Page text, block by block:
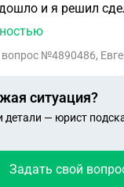
и я решил
было собрано,
причине мне
новый газлифт и
возврат на
Скажите
не могу так как не
вопрос №4890486,
ситуация?
детали — юрист
Задать свой